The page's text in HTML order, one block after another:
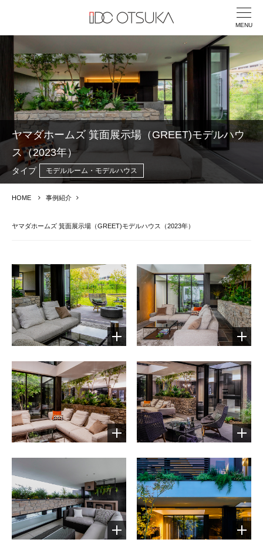
MENU
ヤマダホームズ 箕面展示場（GREET)モデルハウ
ス（2023年）
タイプ モデルルーム・モデルハウス
HOME 事例紹介
ヤマダホームズ 箕面展示場（GREET)モデルハウス（2023年）